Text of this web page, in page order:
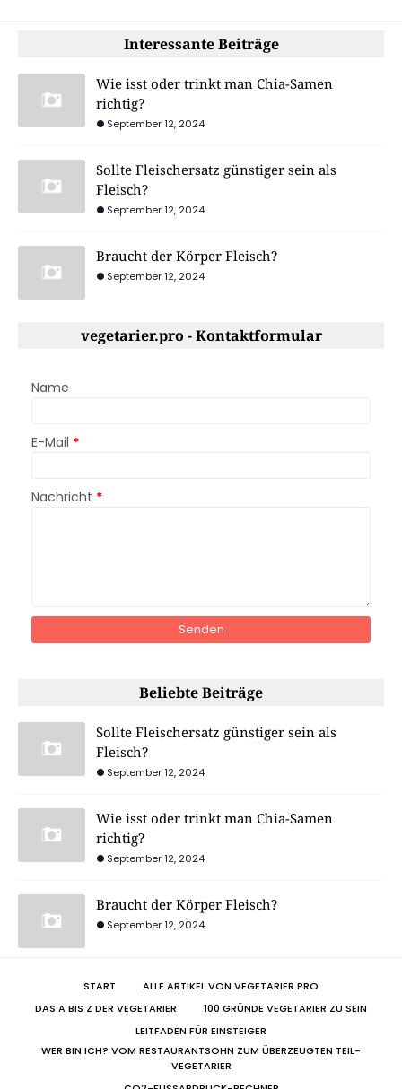
Interessante Beiträge
Wie isst oder trinkt man Chia-Samen
richtig?
September 12, 2024
Sollte Fleischersatz günstiger sein als
Fleisch?
September 12, 2024
Braucht der Körper Fleisch?
September 12, 2024
vegetarier.pro - Kontaktformular
Name
E-Mail *
Nachricht *
Beliebte Beiträge
Sollte Fleischersatz günstiger sein als
Fleisch?
September 12, 2024
Wie isst oder trinkt man Chia-Samen
richtig?
September 12, 2024
Braucht der Körper Fleisch?
September 12, 2024
START
ALLE ARTIKEL VON VEGETARIER.PRO
DAS A BIS Z DER VEGETARIER
100 GRÜNDE VEGETARIER ZU SEIN
LEITFADEN FÜR EINSTEIGER
WER BIN ICH? VOM RESTAURANTSOHN ZUM ÜBERZEUGTEN TEIL-
VEGETARIER